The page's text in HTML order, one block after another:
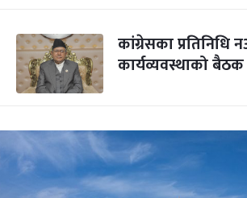
कांग्रेसका प्रतिनिधि
कार्यव्यवस्थाको बैठक